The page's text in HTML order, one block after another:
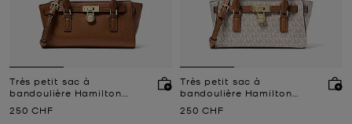
Très petit sac à
bandoulière Hamilton
Prix actuel
250 CHF
Très petit sac à
bandoulière Hamilton
Signature
Prix actuel
250 CHF